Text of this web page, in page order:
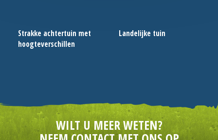
Strakke achtertuin met
hoogteverschillen
Landelijke tuin
WILT U MEER WETEN?